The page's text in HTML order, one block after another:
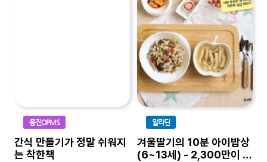
웅진OPMS
간식 만들기가 정말 쉬워지
는 착한책
알라딘
겨울딸기의 10분 아이밥상
(6~13세) - 2,300만이 반